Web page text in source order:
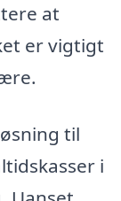
at
er vigtigt
til
i